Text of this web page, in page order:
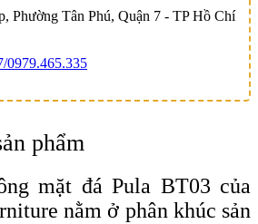
Phường Tân Phú, Quận 7 - TP Hồ Chí
0979.465.335
phẩm
mặt đá Pula BT03 của
nằm ở phân khúc sản